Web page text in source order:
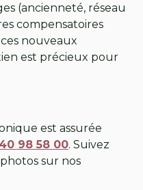
(ancienneté, réseau
compensatoires
nouveaux
est précieux pour
est assurée
98 58 00. Suivez
sur nos
qui portent haut les
parcours :
GOUREAU qui
Séniors de la saison
:
joueurs de
est entre de bonnes